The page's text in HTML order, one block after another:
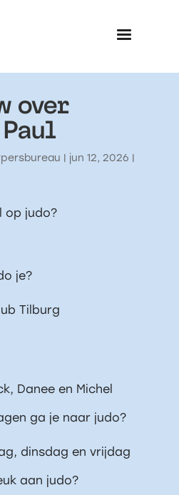
Over het
over
| jun 12, 2026 |
op judo?
je?
Tilburg
Danee en Michel
ga je naar judo?
dinsdag en vrijdag
aan judo?